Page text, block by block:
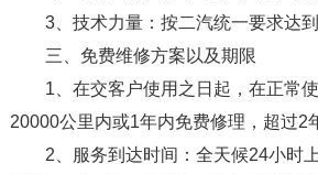
3、技术力量：按二汽统一要求达到
三、免费维修方案以及期限
1、在交客户使用之日起，在正常
20000公里内或1年内免费修理，超过2
2、服务到达时间：全天候24小时